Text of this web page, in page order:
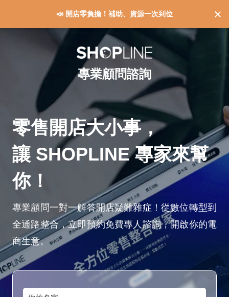
📣 開店零負擔！補助、資源一次到位
專業顧問諮詢
零售開店大小事，
讓 SHOPLINE 專家來幫
你！
專業顧問一對一解答開店疑難雜症！從數位轉型到
全通路整合，立即預約免費專人諮詢，開啟你的電
商生意。
你